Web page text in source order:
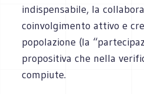
indispensabile, la
coinvolgimento attivo e
popolazione (la
propositiva che nella
compiute.